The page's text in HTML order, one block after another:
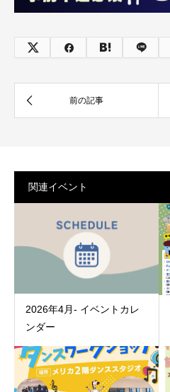
関連イベント
2026年4月- イベントカレ
ンダー